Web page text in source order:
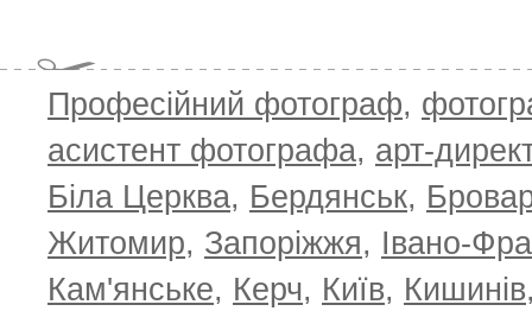
Професійний фотограф,
асистент фотографа, арт-
Біла Церква, Бердянськ,
Житомир, Запоріжжя, Івано-
Кам'янське, Керч, Київ, Кишинів